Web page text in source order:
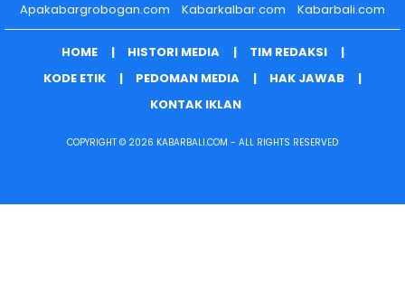
Apakabargrobogan.com
Kabarkalbar.com Kabarbali.com
HOME HISTORI MEDIA
TIM REDAKSI
KODE ETIK
PEDOMAN MEDIA
HAK JAWAB
KONTAK IKLAN
COPYRIGHT © 2026 KABARBALI.COM - ALL RIGHTS RESERVED